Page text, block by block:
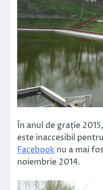
În anul de grație
este inaccesibil
Facebook nu a mai
noiembrie 2014.